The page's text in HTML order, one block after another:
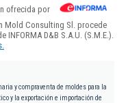
ofrecida por
Mold Consulting Sl. procede
D&B S.A.U. (S.M.E.).
y compraventa de moldes para la
y la exportación e importación de